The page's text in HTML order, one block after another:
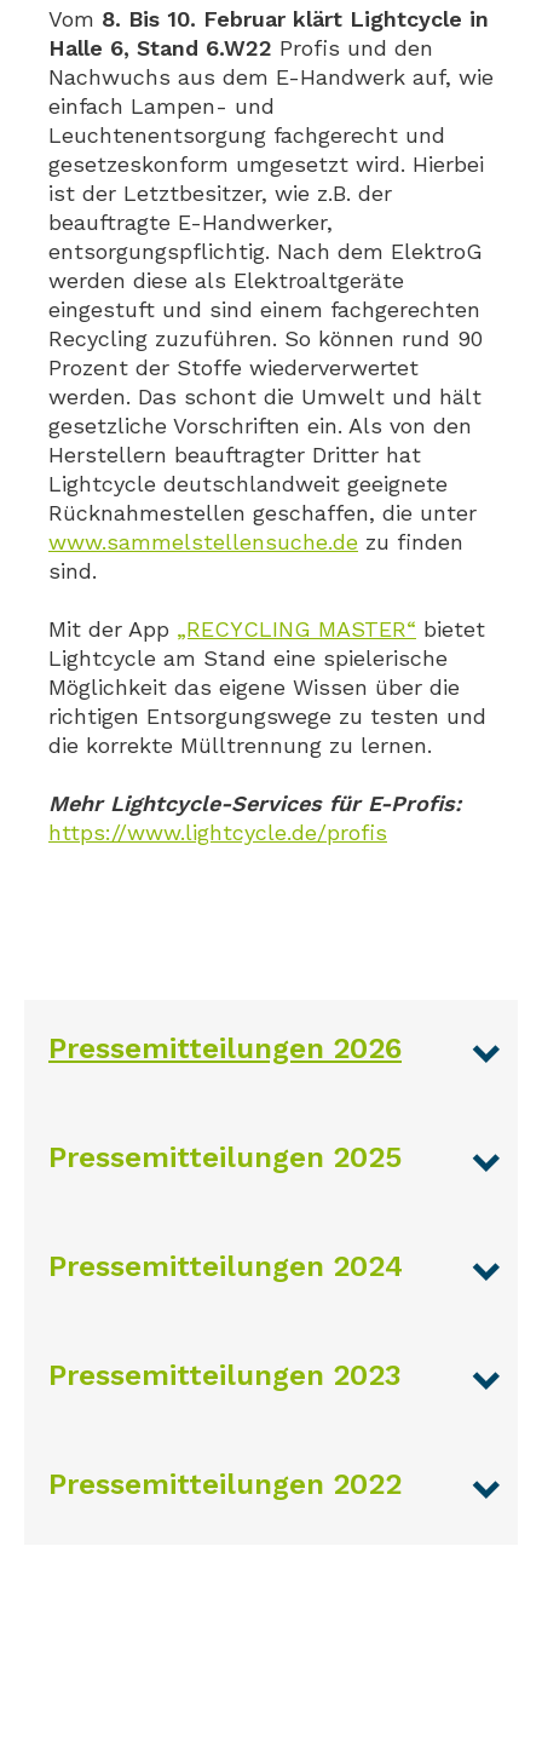
Vom 8. Bis 10. Februar klärt Lightcycle in
Halle 6, Stand 6.W22 Profis und den
Nachwuchs aus dem E-Handwerk auf, wie
einfach Lampen- und
Leuchtenentsorgung fachgerecht und
gesetzeskonform umgesetzt wird. Hierbei
ist der Letztbesitzer, wie z.B. der
beauftragte E-Handwerker,
entsorgungspflichtig. Nach dem ElektroG
werden diese als Elektroaltgeräte
eingestuft und sind einem fachgerechten
Recycling zuzuführen. So können rund 90
Prozent der Stoffe wiederverwertet
werden. Das schont die Umwelt und hält
gesetzliche Vorschriften ein. Als von den
Herstellern beauftragter Dritter hat
Lightcycle deutschlandweit geeignete
Rücknahmestellen geschaffen, die unter
www.sammelstellensuche.de zu finden
sind.
Mit der App „RECYCLING MASTER“ bietet
Lightcycle am Stand eine spielerische
Möglichkeit das eigene Wissen über die
richtigen Entsorgungswege zu testen und
die korrekte Mülltrennung zu lernen.
Mehr Lightcycle-Services für E-Profis:
https://www.lightcycle.de/profis
Pressemitteilungen 2026
Pressemitteilungen 2025
Pressemitteilungen 2024
Pressemitteilungen 2023
Pressemitteilungen 2022